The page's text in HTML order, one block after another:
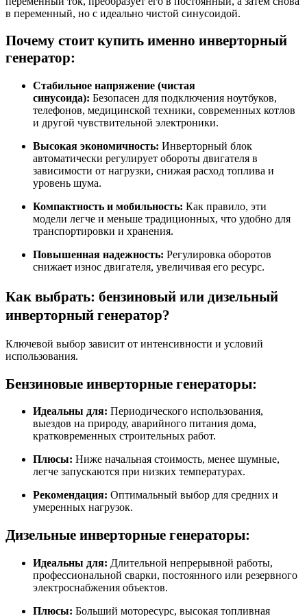
в переменный, но с идеально чистой синусоидой.
Почему стоит купить именно инверторный
генератор:
Стабильное напряжение (чистая
синусоида): Безопасен для подключения ноутбуков,
телефонов, медицинской техники, современных котлов
и другой чувствительной электроники.
Высокая экономичность: Инверторный блок
автоматически регулирует обороты двигателя в
зависимости от нагрузки, снижая расход топлива и
уровень шума.
Компактность и мобильность: Как правило, эти
модели легче и меньше традиционных, что удобно для
транспортировки и хранения.
Повышенная надежность: Регулировка оборотов
снижает износ двигателя, увеличивая его ресурс.
Как выбрать: бензиновый или дизельный
инверторный генератор?
Ключевой выбор зависит от интенсивности и условий
использования.
Бензиновые инверторные генераторы:
Идеальны для: Периодического использования,
выездов на природу, аварийного питания дома,
кратковременных строительных работ.
Плюсы: Ниже начальная стоимость, менее шумные,
легче запускаются при низких температурах.
Рекомендация: Оптимальный выбор для средних и
умеренных нагрузок.
Дизельные инверторные генераторы:
Идеальны для: Длительной непрерывной работы,
профессиональной сварки, постоянного или резервного
электроснабжения объектов.
Плюсы: Больший моторесурс, высокая топливная